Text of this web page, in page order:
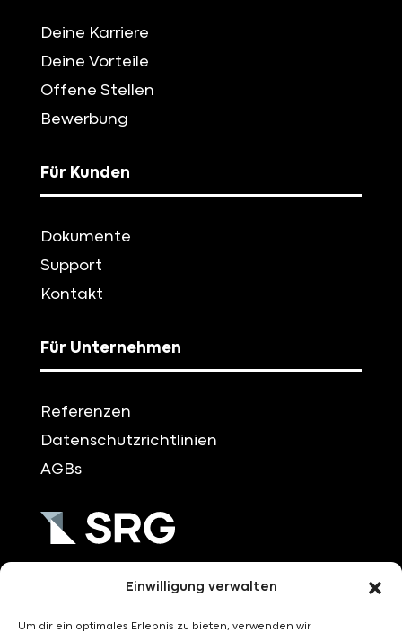
Einwilligung verwalten
Um dir ein optimales Erlebnis zu bieten, verwenden wir
Deine Karriere
Deine Vorteile
Offene Stellen
Bewerbung
Für Kunden
Dokumente
Support
Kontakt
Für Unternehmen
Referenzen
Datenschutzrichtlinien
AGBs
+49 (0)751/3704-0